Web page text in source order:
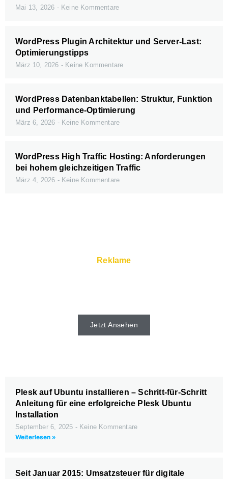
Mai 13, 2026 Keine Kommentare
WordPress Plugin Architektur und Server-Last:
Optimierungstipps
März 10, 2026 Keine Kommentare
WordPress Datenbanktabellen: Struktur, Funktion
und Performance-Optimierung
März 6, 2026 Keine Kommentare
WordPress High Traffic Hosting: Anforderungen
bei hohem gleichzeitigen Traffic
März 4, 2026 Keine Kommentare
Reklame
Jetzt Ansehen
Plesk auf Ubuntu installieren – Schritt-für-Schritt
Anleitung für eine erfolgreiche Plesk Ubuntu
Installation
September 6, 2025 Keine Kommentare
Weiterlesen »
Seit Januar 2015: Umsatzsteuer für digitale